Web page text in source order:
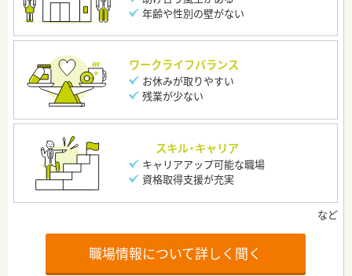
年齢や性別の壁がない
ワークライフバランス
お休みが取りやすい
残業が少ない
スキル・キャリア
キャリアアップ可能な職場
資格取得支援が充実
職場情報について詳しく聞く